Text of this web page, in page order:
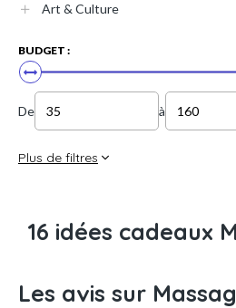
Art & Culture
BUDGET :
De à
Plus de filtres
16 idées cadeaux
Les avis sur